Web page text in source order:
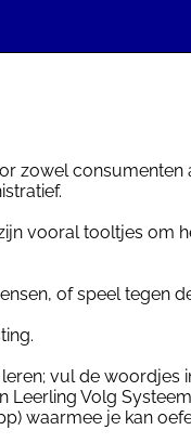
zowel
vooral tooltjes om
of speel tegen
vul de woordjes
Leerling Volg
waarmee je kan